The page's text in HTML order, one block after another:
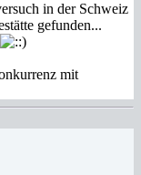
in der Schweiz
gefunden...
mit